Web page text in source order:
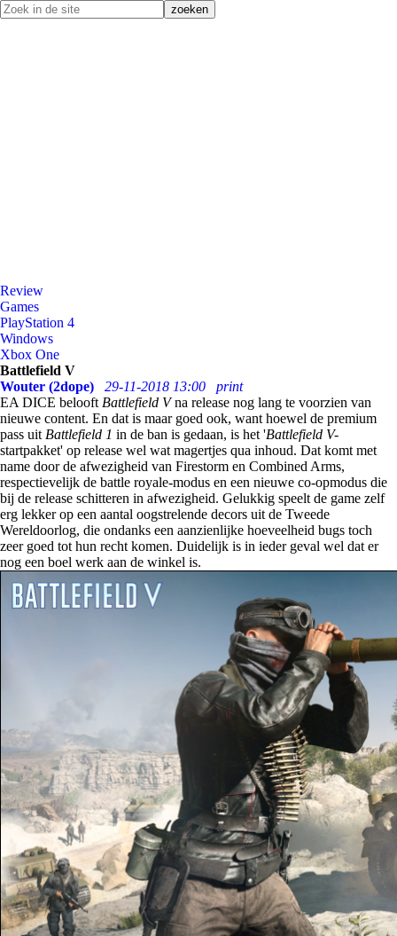
Review
Games
PlayStation 4
Windows
Xbox One
Battlefield V
Wouter (2dope)
29-11-2018 13:00
print
EA DICE belooft Battlefield Vna release nog lang te voorzien van
nieuwe content. En dat is maar goed ook, want hoewel de premium
pass uit Battlefield 1 in de ban is gedaan, is het 'Battlefield V-
startpakket' op release wel wat magertjes qua inhoud. Dat komt met
name door de afwezigheid van Firestorm en Combined Arms,
respectievelijk de battle royale-modus en een nieuwe co-opmodus die
bij de release schitteren in afwezigheid. Gelukkig speelt de game zelf
erg lekker op een aantal oogstrelende decors uit de Tweede
Wereldoorlog, die ondanks een aanzienlijke hoeveelheid bugs toch
zeer goed tot hun recht komen. Duidelijk is in ieder geval wel dat er
nog een boel werk aan de winkel is.